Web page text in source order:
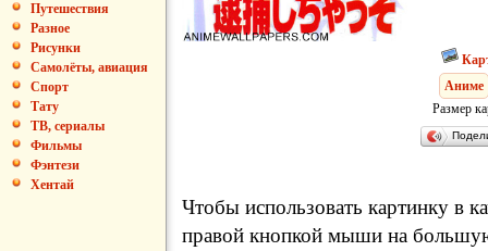
Путешествия
Разное
Рисунки
Самолёты, авиация
Спорт
Тату
ТВ, сериалы
Фильмы
Фэнтези
Хентай
Аниме
Размер
Чтобы использовать картинку в
правой кнопкой мыши на